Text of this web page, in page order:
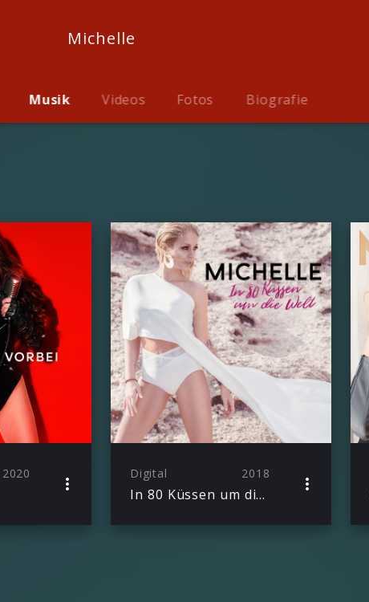
Michelle
Musik Videos Fotos Biografie
2020 Digital 2018
In 80 Küssen um die Welt